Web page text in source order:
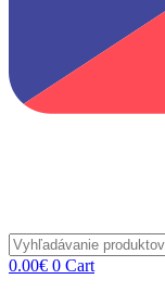
0.00€ 0 Cart